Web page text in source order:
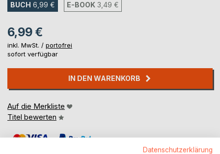
BUCH 6,99 € E-BOOK 3,49 €
6,99 €
inkl. MwSt. / portofrei
sofort verfügbar
IN DEN WARENKORB
Auf die Merkliste
Titel bewerten
Datenschutzerklärung